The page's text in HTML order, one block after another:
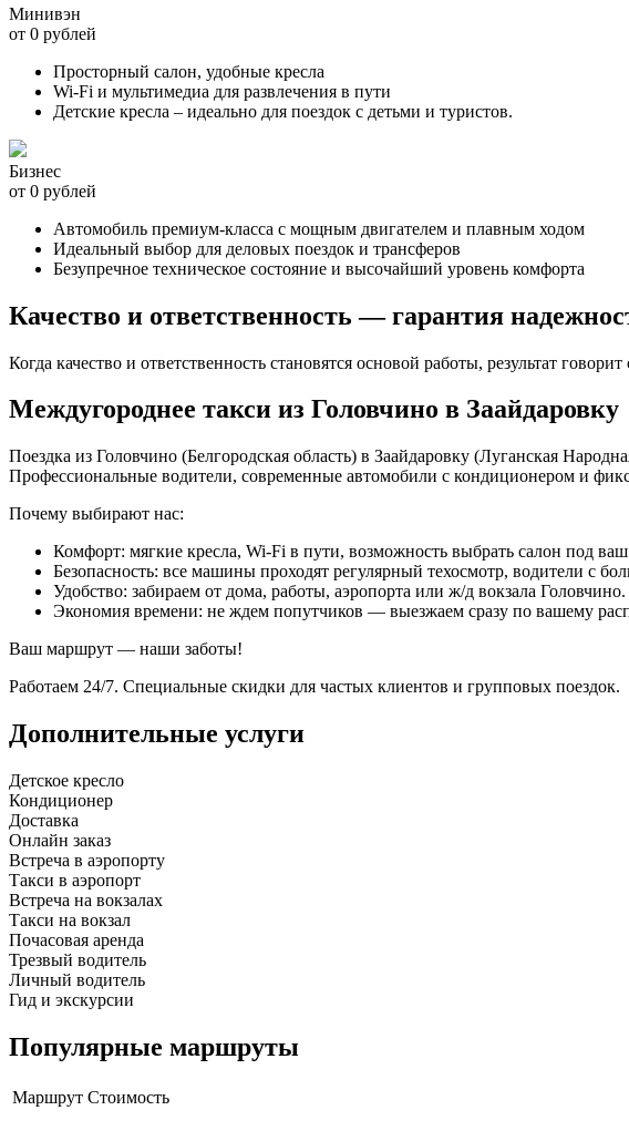
Минивэн
от 0 рублей
Просторный салон, удобные кресла
Wi-Fi и мультимедиа для развлечения в пути
Детские кресла – идеально для поездок с детьми и туристов.
Бизнес
от 0 рублей
Автомобиль премиум-класса с мощным двигателем и плавным ходом
Идеальный выбор для деловых поездок и трансферов
Безупречное техническое состояние и высочайший уровень комфорта
Качество и ответственность — гарантия
Когда качество и ответственность становятся основой работы, результат
Междугороднее такси из Головчино в Заайдаровку
Поездка из Головчино (Белгородская область) в Заайдаровку (Луганская
Профессиональные водители, современные автомобили с кондиционером и
Почему выбирают нас:
Комфорт: мягкие кресла, Wi-Fi в пути, возможность выбрать салон под
Безопасность: все машины проходят регулярный техосмотр, водители с
Удобство: забираем от дома, работы, аэропорта или ж/д вокзала
Экономия времени: не ждем попутчиков — выезжаем сразу по вашему
Ваш маршрут — наши заботы!
Работаем 24/7. Специальные скидки для частых клиентов и групповых поездок.
Дополнительные услуги
Детское кресло
Кондиционер
Доставка
Онлайн заказ
Встреча в аэропорту
Такси в аэропорт
Встреча на вокзалах
Такси на вокзал
Почасовая аренда
Трезвый водитель
Личный водитель
Гид и экскурсии
Популярные маршруты
Маршрут Стоимость